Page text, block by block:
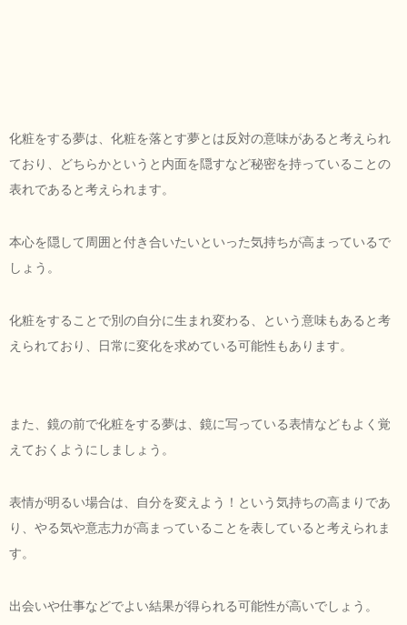
化粧をする夢は、化粧を落とす夢とは反対の意味があると考えられ
ており、どちらかというと内面を隠すなど秘密を持っていることの
表れであると考えられます。
本心を隠して周囲と付き合いたいといった気持ちが高まっているで
しょう。
化粧をすることで別の自分に生まれ変わる、という意味もあると考
えられており、日常に変化を求めている可能性もあります。
また、鏡の前で化粧をする夢は、鏡に写っている表情などもよく覚
えておくようにしましょう。
表情が明るい場合は、自分を変えよう！という気持ちの高まりであ
り、やる気や意志力が高まっていることを表していると考えられま
す。
出会いや仕事などでよい結果が得られる可能性が高いでしょう。